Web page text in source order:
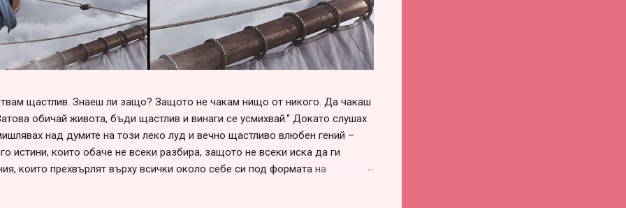
щастлив. Знаеш ли защо? Защото не чакам нищо от никого. Да чакаш
обичай живота, бъди щастлив и винаги се усмихвай.“ Докато слушах
над думите на този леко луд и вечно щастливо влюбен гений –
истини, които обаче не всеки разбира, защото не всеки иска да ги
които прехвърлят върху всички около себе си под формата на
сърцето си. Така или иначе, болка във взаимоотношенията винаги има –